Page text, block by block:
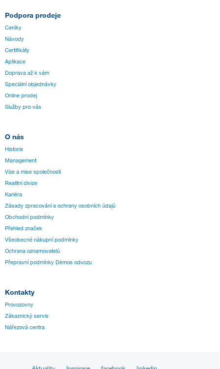
Podpora prodeje
Ceníky
Návody
Certifikáty
Aplikace
Doprava až k vám
Speciální objednávky
Online prodej
Služby pro vás
O nás
Historie
Management
Vize a mise společnosti
Realitní divize
Kariéra
Zásady zpracování a ochrany osobních údajů
Obchodní podmínky
Přehled značek
Všeobecné nákupní podmínky
Ochrana oznamovatelů
Přepravní podmínky Démos odvozu
Kontakty
Provozovny
Zákaznický servis
Nářezová centra